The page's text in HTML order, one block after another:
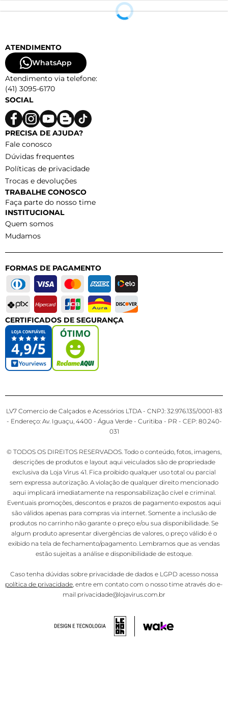
ATENDIMENTO
WhatsApp
Atendimento via telefone:
(41) 3095-6170
SOCIAL
PRECISA DE AJUDA?
Fale conosco
Dúvidas frequentes
Políticas de privacidade
Trocas e devoluções
TRABALHE CONOSCO
Faça parte do nosso time
INSTITUCIONAL
Quem somos
Mudamos
FORMAS DE PAGAMENTO
CERTIFICADOS DE SEGURANÇA
LV7 Comercio de Calçados e Acessórios LTDA - CNPJ: 32.976.135/0001-83
- Endereço: Av. Iguaçu, 4400 - Água Verde - Curitiba - PR - CEP: 80.240-
031
© TODOS OS DIREITOS RESERVADOS. Todo o conteúdo, fotos, imagens,
descrições de produtos e layout aqui veiculados são de propriedade
exclusiva da Loja Virus 41. Fica proibido qualquer uso total ou parcial
sem expressa autorização. A violação de qualquer direito mencionado
aqui implicará imediatamente na responsabilização cível e criminal.
Eventuais promoções, descontos e prazos de pagamento expostos aqui
são válidos apenas para compras via internet. Somente a inclusão de
produtos no carrinho não garante o preço e/ou sua disponibilidade. Se
algum produto apresentar divergências de valores, o preço válido é o
exibido na tela de fechamento/pagamento. Lembramos que as vendas
estão sujeitas a análise e disponibilidade de estoque.
Caso tenha dúvidas sobre privacidade de dados e LGPD acesso nossa
política de privacidade , entre em contato com o nosso time através do e-
mail privacidade@lojavirus.com.br